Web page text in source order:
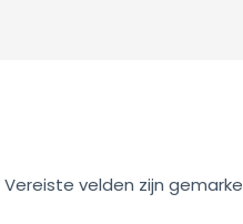
Vereiste velden zijn